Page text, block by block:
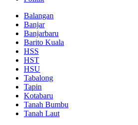
Balangan
Banjar
Banjarbaru
Barito Kuala
HSS
HST
HSU
Tabalong
Tapin
Kotabaru
Tanah Bumbu
Tanah Laut